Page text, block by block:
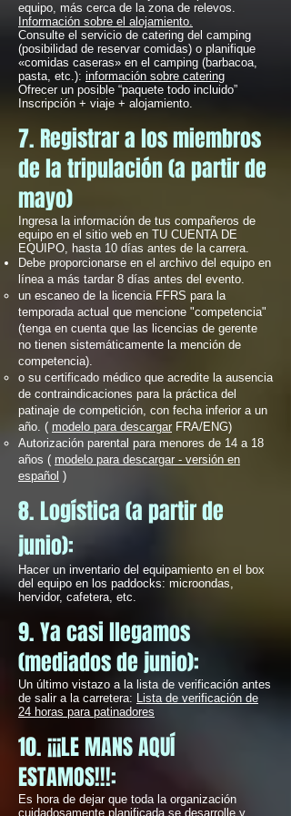
equipo, más cerca de la zona de relevos.
Información sobre el alojamiento.
Consulte el servicio de catering del camping
(posibilidad de reservar comidas) o planifique
«comidas caseras» en el camping (barbacoa,
pasta, etc.): información sobre catering
Ofrecer un posible “paquete todo incluido”
Inscripción + viaje + alojamiento.
7. Registrar a los miembros
de la tripulación (a partir de
mayo)
Ingresa la información de tus compañeros de
equipo en el sitio web en TU CUENTA DE
EQUIPO, hasta 10 días antes de la carrera.
Debe proporcionarse en el archivo del equipo en
línea a más tardar 8 días antes del evento.
un escaneo de la licencia FFRS para la
temporada actual que mencione "competencia"
(tenga en cuenta que las licencias de gerente
no tienen sistemáticamente la mención de
competencia).
o su certificado médico que acredite la ausencia
de contraindicaciones para la práctica del
patinaje de competición, con fecha inferior a un
año. ( modelo para descargar FRA/ENG)
Autorización parental para menores de 14 a 18
años ( modelo para descargar - versión en
español )
8. Logística (a partir de
junio):
Hacer un inventario del equipamiento en el box
del equipo en los paddocks: microondas,
hervidor, cafetera, etc.
9. Ya casi llegamos
(mediados de junio):
Un último vistazo a la lista de verificación antes
de salir a la carretera: Lista de verificación de
24 horas para patinadores
10. ¡¡¡LE MANS AQUÍ
ESTAMOS!!!:
Es hora de dejar que toda la organización
cuidadosamente planificada se desarrolle y